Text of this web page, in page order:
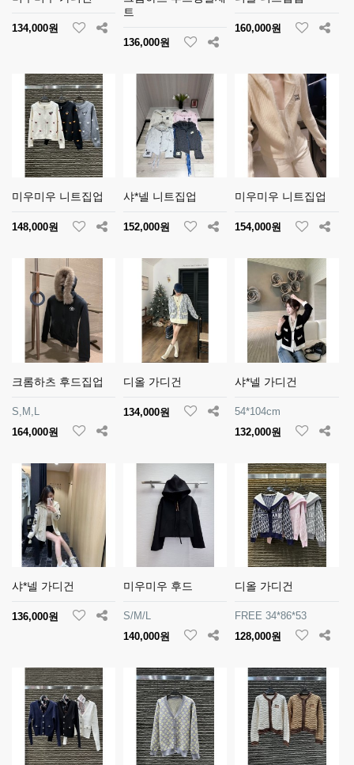
134,000원
트
136,000원
160,000원
미우미우 니트집업
148,000원
샤*넬 니트집업
152,000원
미우미우 니트집업
154,000원
크롬하츠 후드집업
S,M,L
164,000원
디올 가디건
134,000원
샤*넬 가디건
54*104cm
132,000원
샤*넬 가디건
136,000원
미우미우 후드
S/M/L
140,000원
디올 가디건
FREE 34*86*53
128,000원